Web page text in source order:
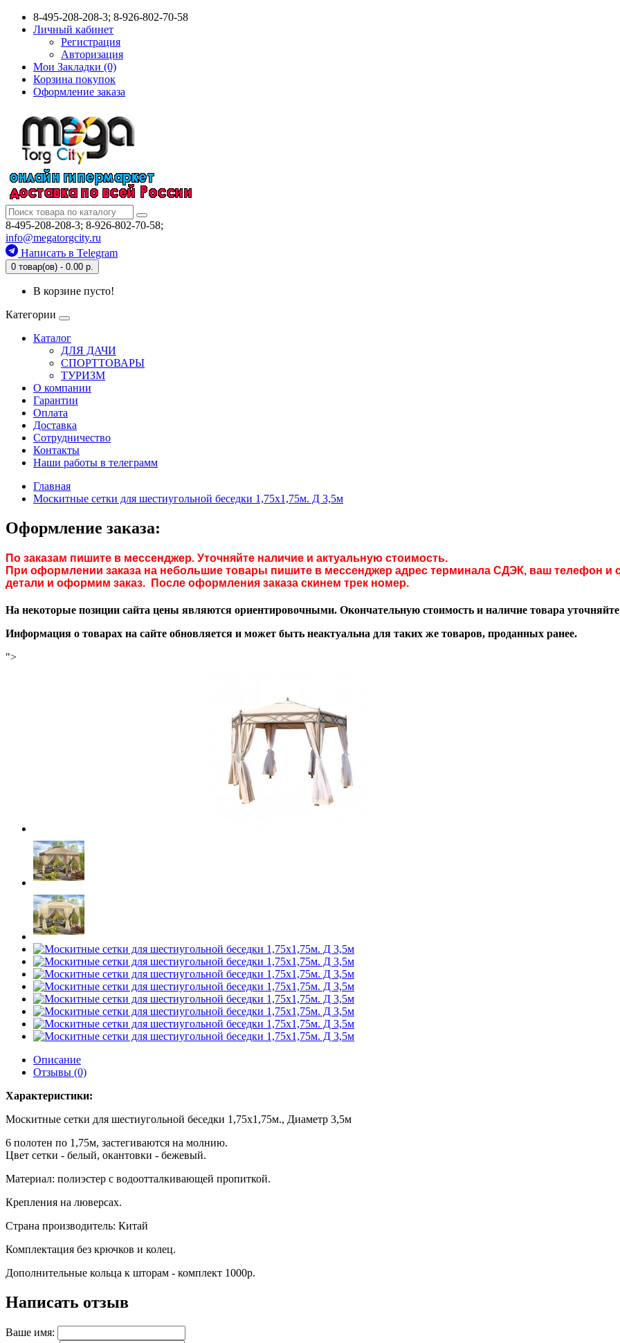
8-495-208-208-3; 8-926-802-70-58
Личный кабинет
Регистрация
Авторизация
Мои Закладки (0)
Корзина покупок
Оформление заказа
8-495-208-208-3; 8-926-802-70-58;
info@megatorgcity.ru
Написать в Telegram
0 товар(ов) - 0.00 р.
В корзине пусто!
Категории
Каталог
ДЛЯ ДАЧИ
СПОРТТОВАРЫ
ТУРИЗМ
О компании
Гарантии
Оплата
Доставка
Сотрудничество
Контакты
Наши работы в телеграмм
Главная
Москитные сетки для шестиугольной беседки 1,75х1,75м. Д 3,5м
Оформление заказа:
По заказам пишите в мессенджер. Уточняйте наличие и актуальную стоимость.
При оформлении заказа на небольшие товары пишите в мессенджер адрес терминала СДЭК, ваш телефон
детали и оформим заказ. После оформления заказа скинем трек номер.
На некоторые позиции сайта цены являются ориентировочными. Окончательную стоимость и наличие товара
Информация о товарах на сайте обновляется и может быть неактуальна для таких же товаров, проданных ранее.
">
Описание
Отзывы (0)
Характеристики:
Москитные сетки для шестиугольной беседки 1,75х1,75м., Диаметр 3,5м
6 полотен по 1,75м, застегиваются на молнию.
Цвет сетки - белый, окантовки - бежевый.
Материал: полиэстер с водоотталкивающей пропиткой.
Крепления на люверсах.
Страна производитель: Китай
Комплектация без крючков и колец.
Дополнительные кольца к шторам - комплект 1000р.
Написать отзыв
Ваше имя: